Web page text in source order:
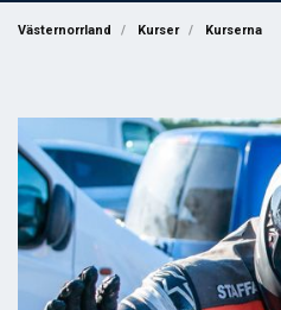
Västernorrland Kurser Kurserna